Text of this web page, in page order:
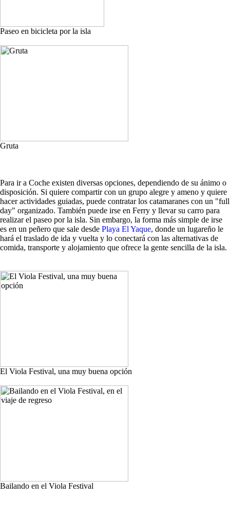
Paseo en bicicleta por la isla
Gruta
Para ir a Coche existen diversas opciones, dependiendo de su ánimo o
disposición. Si quiere compartir con un grupo alegre y ameno y quiere
hacer actividades guiadas, puede contratar los catamaranes con un "full
day" organizado. También puede irse en Ferry y llevar su carro para
realizar el paseo por la isla. Sin embargo, la forma más simple de irse
es en un peñero que sale desde Playa El Yaque, donde un lugareño le
hará el traslado de ida y vuelta y lo conectará con las alternativas de
comida, transporte y alojamiento que ofrece la gente sencilla de la isla.
El Viola Festival, una muy buena opción
Bailando en el Viola Festival